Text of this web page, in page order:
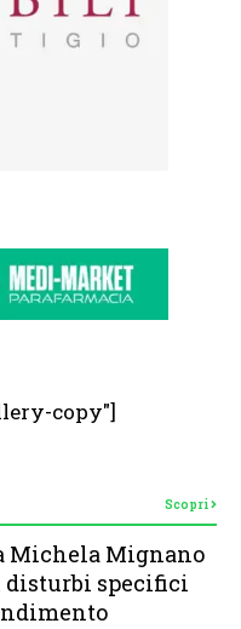
copy"]
Scopri
Michela Mignano
disturbi specifici